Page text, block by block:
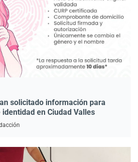
solicitado información para
en Ciudad Valles